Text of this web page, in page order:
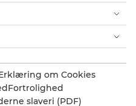
om Cookies
Fortrolighed
slaveri (PDF)